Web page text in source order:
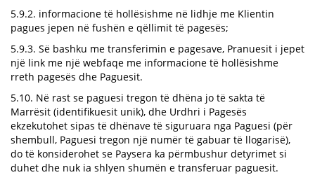
5.9.2. informacione të hollësishme në lidhje me Klientin
pagues jepen në fushën e qëllimit të pagesës;
5.9.3. Së bashku me transferimin e pagesave, Pranuesit i jepet
një link me një webfaqe me informacione të hollësishme
rreth pagesës dhe Paguesit.
5.10. Në rast se paguesi tregon të dhëna jo të sakta të
Marrësit (identifikuesit unik), dhe Urdhri i Pagesës
ekzekutohet sipas të dhënave të siguruara nga Paguesi (për
shembull, Paguesi tregon një numër të gabuar të llogarisë),
do të konsiderohet se Paysera ka përmbushur detyrimet si
duhet dhe nuk ia shlyen shumën e transferuar paguesit.